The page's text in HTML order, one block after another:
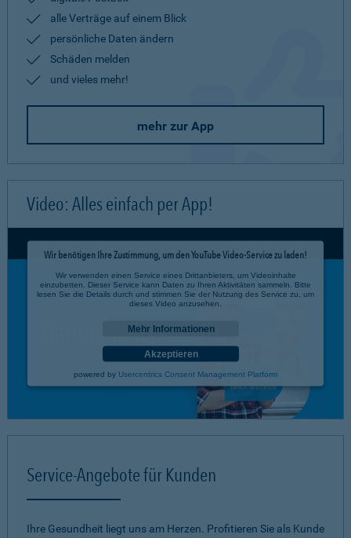
alle Verträge auf einem Blick
persönliche Daten ändern
Schäden melden
und vieles mehr!
mehr zur App
Video: Alles einfach per App!
Wir benötigen Ihre Zustimmung, um den YouTube Video-Service zu laden!
Wir verwenden einen Service eines Drittanbieters, um Videoinhalte
einzubetten. Dieser Service kann Daten zu Ihren Aktivitäten sammeln. Bitte
lesen Sie die Details durch und stimmen Sie der Nutzung des Service zu, um
dieses Video anzusehen.
Mehr Informationen
Akzeptieren
powered by Usercentrics Consent Management Platform
Service-Angebote für Kunden
Ihre Gesundheit liegt uns am Herzen. Profitieren Sie als Kunde